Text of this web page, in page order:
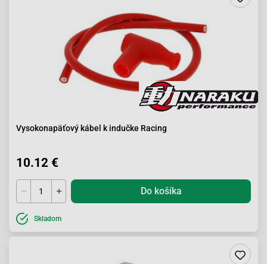
Vysokonapäťový kábel k indučke Racing
10.12 €
Do košíka
Skladom